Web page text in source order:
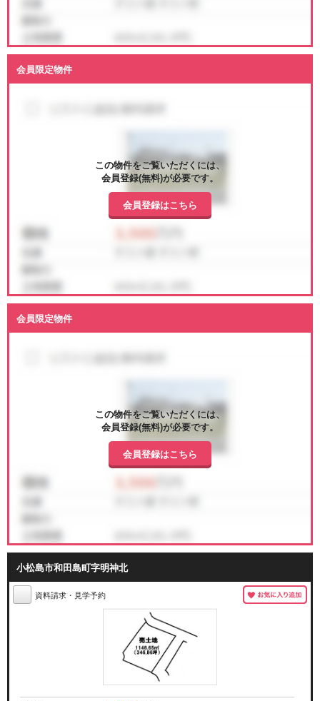
会員限定物件
この物件をご覧いただくには、
会員登録(無料)が必要です。
会員登録はこちら
会員限定物件
この物件をご覧いただくには、
会員登録(無料)が必要です。
会員登録はこちら
小松島市和田島町字明神北
資料請求・見学予約